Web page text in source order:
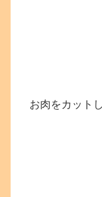
お肉をカット